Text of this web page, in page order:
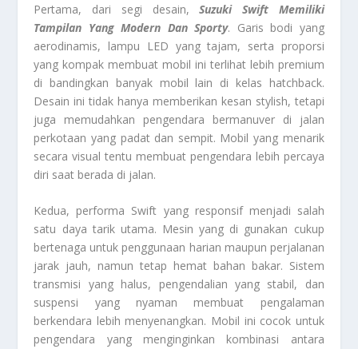
Pertama, dari segi desain,Suzuki Swift Memiliki
Tampilan Yang Modern Dan Sporty. Garis bodi yang
aerodinamis, lampu LED yang tajam, serta proporsi
yang kompak membuat mobil ini terlihat lebih premium
di bandingkan banyak mobil lain di kelas hatchback.
Desain ini tidak hanya memberikan kesan stylish, tetapi
juga memudahkan pengendara bermanuver di jalan
perkotaan yang padat dan sempit. Mobil yang menarik
secara visual tentu membuat pengendara lebih percaya
diri saat berada di jalan.
Kedua, performa Swift yang responsif menjadi salah
satu daya tarik utama. Mesin yang di gunakan cukup
bertenaga untuk penggunaan harian maupun perjalanan
jarak jauh, namun tetap hemat bahan bakar. Sistem
transmisi yang halus, pengendalian yang stabil, dan
suspensi yang nyaman membuat pengalaman
berkendara lebih menyenangkan. Mobil ini cocok untuk
pengendara yang menginginkan kombinasi antara